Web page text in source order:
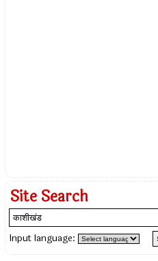
Site Search
Input language: